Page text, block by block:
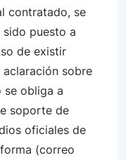
contratado, se
puesto a
de existir
sobre
se obliga a
soporte de
oficiales de
(correo